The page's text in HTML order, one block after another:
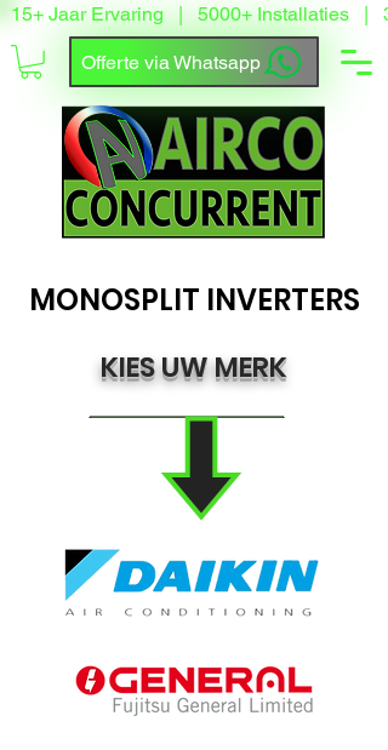
15+ Jaar Ervaring   |   5000+ Installaties   |
Offerte via Whatsapp
MONOSPLIT INVERTERS
KIES UW MERK